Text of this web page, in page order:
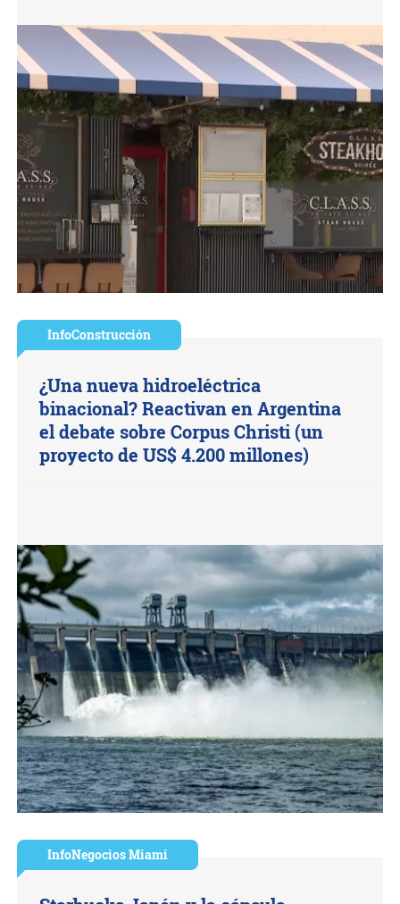
InfoConstrucción
¿Una nueva hidroeléctrica
binacional? Reactivan en Argentina
el debate sobre Corpus Christi (un
proyecto de US$ 4.200 millones)
InfoNegocios Miami